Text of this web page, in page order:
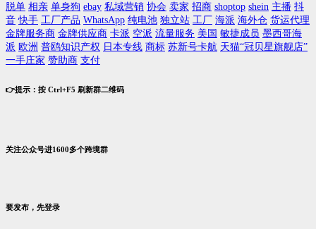
脱单 相亲 单身狗 ebay 私域营销 协会 卖家 招商 shoptop shein 主播 抖
音 快手 工厂产品 WhatsApp 纯电池 独立站 工厂 海派 海外仓 货运代理
金牌服务商 金牌供应商 卡派 空派 流量服务 美国 敏捷成员 墨西哥海
派 欧洲 普鸥知识产权 日本专线 商标 苏新号卡航 天猫“冠贝星旗舰店”
一手庄家 赞助商 支付
👉提示：按 Ctrl+F5 刷新群二维码
关注公众号进1600多个跨境群
要发布，先登录